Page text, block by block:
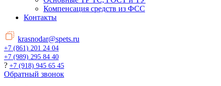
Компенсация средств из ФСС
Контакты
krasnodar@spets.ru
+7 (861) 201 24 04
+7 (989) 295 84 40
? +7 (918) 945 65 45
Обратный звонок